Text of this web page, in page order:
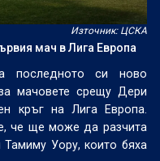
Източник: ЦСКА
мач в Лига Европа
последното си ново
мачовете срещу Дери
кръг на Лига Европа.
че ще може да разчита
Уору, които бяха